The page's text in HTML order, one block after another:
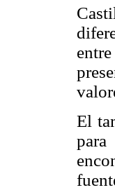
El
para